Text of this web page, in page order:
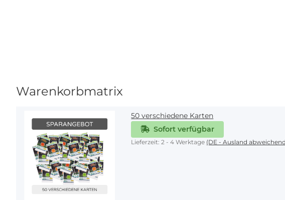
Warenkorbmatrix
50 verschiedene Karten
Sofort verfügbar
Lieferzeit:2 - 4 Werktage (DE - Ausland